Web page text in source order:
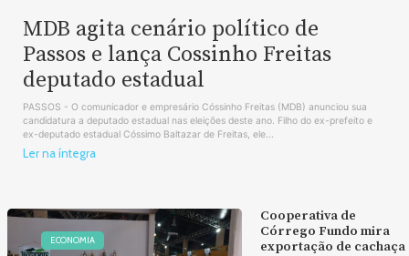
MDB agita cenário político de
Passos e lança Cossinho Freitas
deputado estadual
PASSOS - O comunicador e empresário Cóssinho Freitas (MDB) anunciou sua
candidatura a deputado estadual nas eleições deste ano. Filho do ex-prefeito e
ex-deputado estadual Cóssimo Baltazar de Freitas, ele...
Ler na íntegra
ECONOMIA
Cooperativa de
Córrego Fundo mira
exportação de cachaça